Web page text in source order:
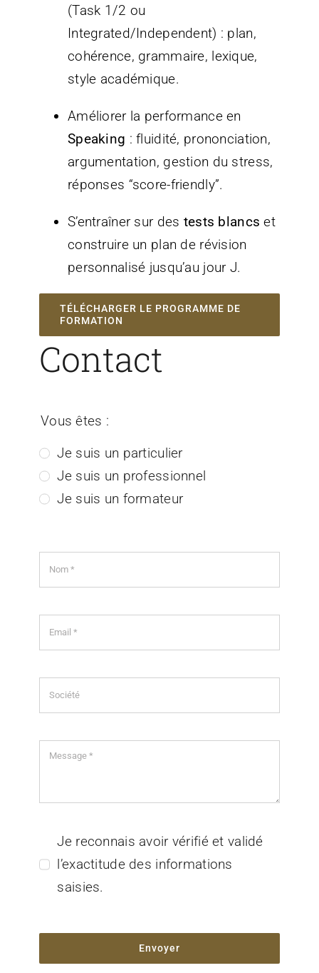
(Task 1/2 ou
Integrated/Independent) : plan,
cohérence, grammaire, lexique,
style académique.
Améliorer la performance en
Speaking : fluidité, prononciation,
argumentation, gestion du stress,
réponses “score-friendly”.
S’entraîner sur des tests blancs et
construire un plan de révision
personnalisé jusqu’au jour J.
TÉLÉCHARGER LE PROGRAMME DE
FORMATION
Contact
Vous êtes :
Je suis un particulier
Je suis un professionnel
Je suis un formateur
Je reconnais avoir vérifié et validé
l’exactitude des informations
saisies.
Envoyer